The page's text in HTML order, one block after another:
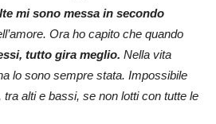
mi sono messa in secondo
Ora ho capito che quando
tutto gira meglio. Nella vita
lo sono sempre stata. Impossibile
tra alti e bassi, se non lotti con tutte le